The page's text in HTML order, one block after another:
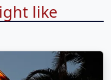
like